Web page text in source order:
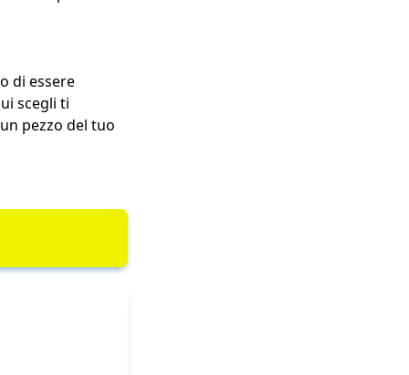
di essere
scegli ti
pezzo del tuo